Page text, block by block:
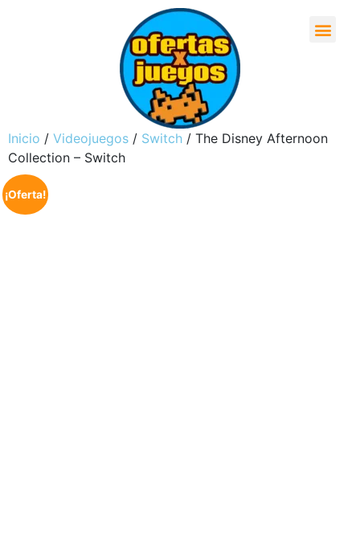
Inicio / Videojuegos / Switch / The Disney Afternoon
Collection – Switch
¡Oferta!